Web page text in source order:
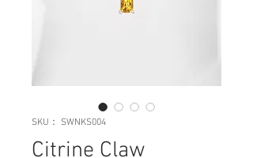
SKU： SWNKS004
Citrine Claw